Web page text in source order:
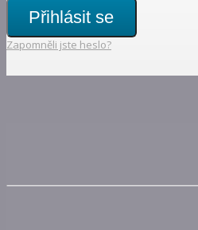
Přihlásit se
Zapomněli jste heslo?